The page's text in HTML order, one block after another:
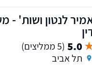
לנטון ושות' -
5.0 (5 ממליצים)
תל אביב